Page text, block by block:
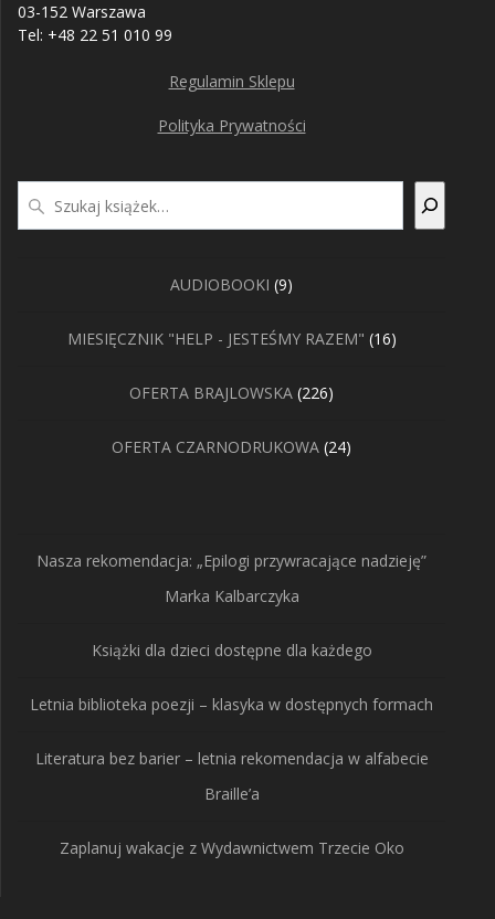
03-152 Warszawa
Tel: +48 22 51 010 99
Regulamin Sklepu
Polityka Prywatności
AUDIOBOOKI 99
MIESIĘCZNIK "HELP - JESTEŚMY RAZEM" 1616
OFERTA BRAJLOWSKA 226226
OFERTA CZARNODRUKOWA 2424
Nasza rekomendacja: „Epilogi przywracające nadzieję”
Marka Kalbarczyka
Książki dla dzieci dostępne dla każdego
Letnia biblioteka poezji – klasyka w dostępnych formach
Literatura bez barier – letnia rekomendacja w alfabecie
Braille’a
Zaplanuj wakacje z Wydawnictwem Trzecie Oko